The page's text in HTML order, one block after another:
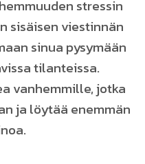
stressin
sisäisen viestinnän
sinua pysymään
tilanteissa.
vanhemmille, jotka
ja löytää enemmän